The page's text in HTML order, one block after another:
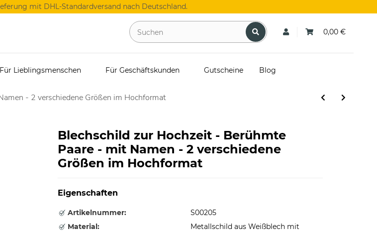
mit DHL-Standardversand nach Deutschland.
0,00 €
Für Lieblingsmenschen Für Geschäftskunden Gutscheine Blog
- 2 verschiedene Größen im Hochformat
Blechschild zur Hochzeit - Berühmte
Paare - mit Namen - 2 verschiedene
Größen im Hochformat
Eigenschaften
Artikelnummer:
S00205
Material:
Metallschild aus Weißblech mit